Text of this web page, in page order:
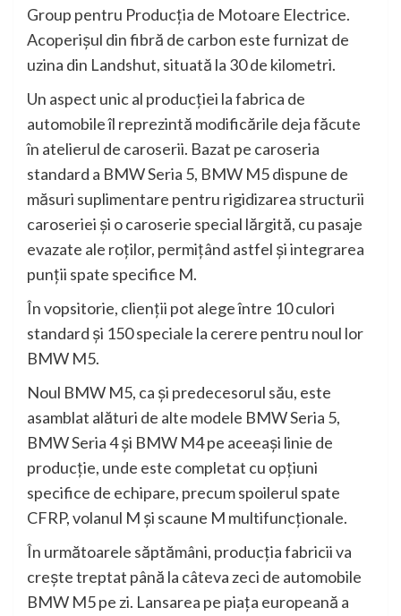
Group pentru Producţia de Motoare Electrice.
Acoperişul din fibră de carbon este furnizat de
uzina din Landshut, situată la 30 de kilometri.
Un aspect unic al producţiei la fabrica de
automobile îl reprezintă modificările deja făcute
în atelierul de caroserii. Bazat pe caroseria
standard a BMW Seria 5, BMW M5 dispune de
măsuri suplimentare pentru rigidizarea structurii
caroseriei şi o caroserie special lărgită, cu pasaje
evazate ale roţilor, permiţând astfel şi integrarea
punţii spate specifice M.
În vopsitorie, clienţii pot alege între 10 culori
standard şi 150 speciale la cerere pentru noul lor
BMW M5.
Noul BMW M5, ca şi predecesorul său, este
asamblat alături de alte modele BMW Seria 5,
BMW Seria 4 şi BMW M4 pe aceeaşi linie de
producţie, unde este completat cu opţiuni
specifice de echipare, precum spoilerul spate
CFRP, volanul M şi scaune M multifuncţionale.
În următoarele săptămâni, producţia fabricii va
creşte treptat până la câteva zeci de automobile
BMW M5 pe zi. Lansarea pe piaţa europeană a